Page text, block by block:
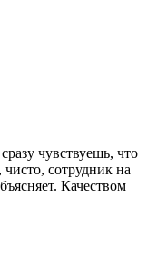
чувствуешь, что
сотрудник на
Качеством